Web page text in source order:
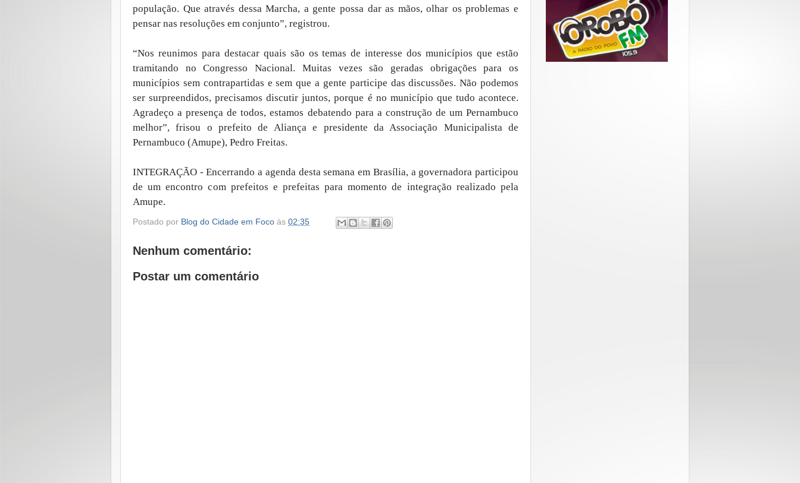
população. Que através dessa Marcha, a gente possa dar as mãos, olhar os problemas e
pensar nas resoluções em conjunto”, registrou.
“Nos reunimos para destacar quais são os temas de interesse dos municípios que estão
tramitando no Congresso Nacional. Muitas vezes são geradas obrigações para os
municípios sem contrapartidas e sem que a gente participe das discussões. Não podemos
ser surpreendidos, precisamos discutir juntos, porque é no município que tudo acontece.
Agradeço a presença de todos, estamos debatendo para a construção de um Pernambuco
melhor”, frisou o prefeito de Aliança e presidente da Associação Municipalista de
Pernambuco (Amupe), Pedro Freitas.
INTEGRAÇÃO - Encerrando a agenda desta semana em Brasília, a governadora participou
de um encontro com prefeitos e prefeitas para momento de integração realizado pela
Amupe.
Postado por Blog do Cidade em Foco às 02:35
Nenhum comentário:
Postar um comentário